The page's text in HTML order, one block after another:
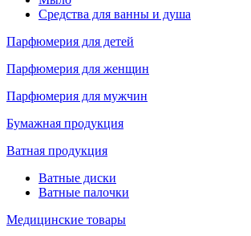
Средства для ванны и душа
Парфюмерия для детей
Парфюмерия для женщин
Парфюмерия для мужчин
Бумажная продукция
Ватная продукция
Ватные диски
Ватные палочки
Медицинские товары